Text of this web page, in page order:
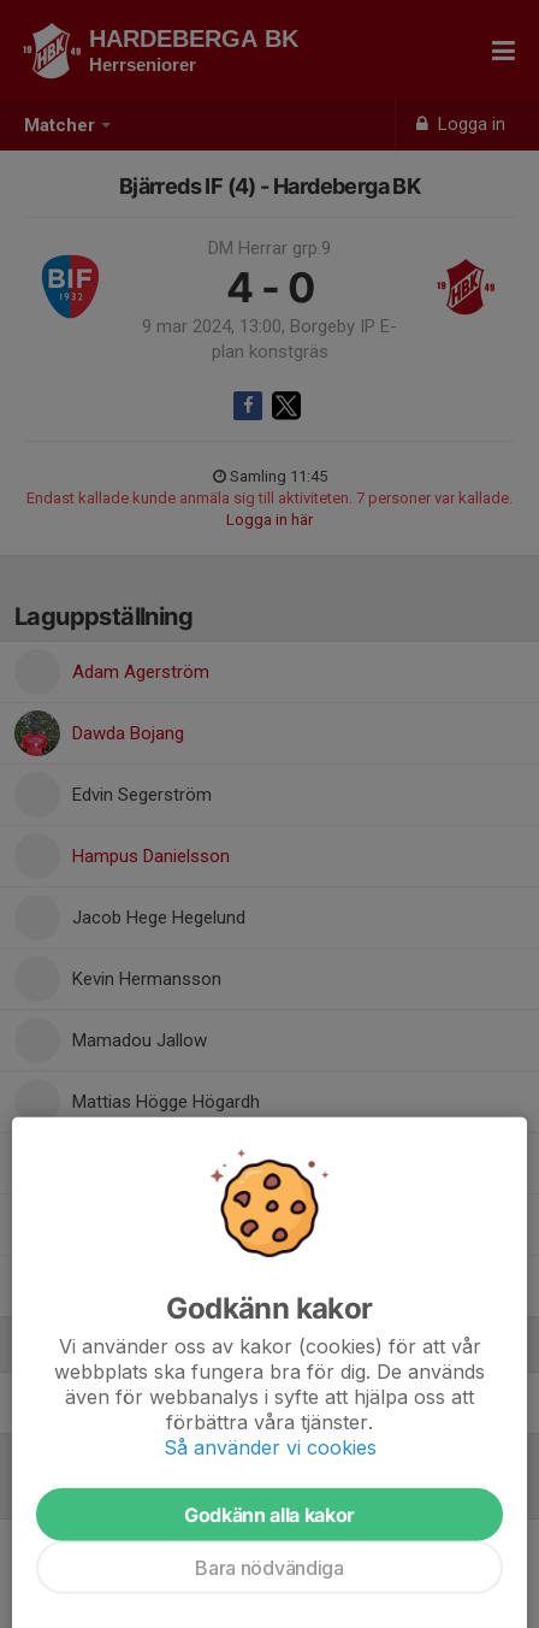
Matcher Logga in
HARDEBERGA BK
Herrseniorer
Bjärreds IF (4) - Hardeberga BK
DM Herrar grp.9
4 - 0
9 mar 2024, 13:00, Borgeby IP E-
plan konstgräs
Samling 11:45
Endast kallade kunde anmäla sig till aktiviteten. 7 personer var kallade.
Logga in här
Laguppställning
Adam Agerström
Dawda Bojang
Edvin Segerström
Hampus Danielsson
Jacob Hege Hegelund
Kevin Hermansson
Mamadou Jallow
Mattias Högge Högardh
Michael Sjölund Johnsson
Miroslav Novakovic
Ledare
Eimantas PoderisTränare
Referat
Inget referat skrivet
Godkänn kakor
Vi använder oss av kakor (cookies) för att vår
webbplats ska fungera bra för dig. De används
även för webbanalys i syfte att hjälpa oss att
förbättra våra tjänster.
Så använder vi cookies
Godkänn alla kakor
Bara nödvändiga